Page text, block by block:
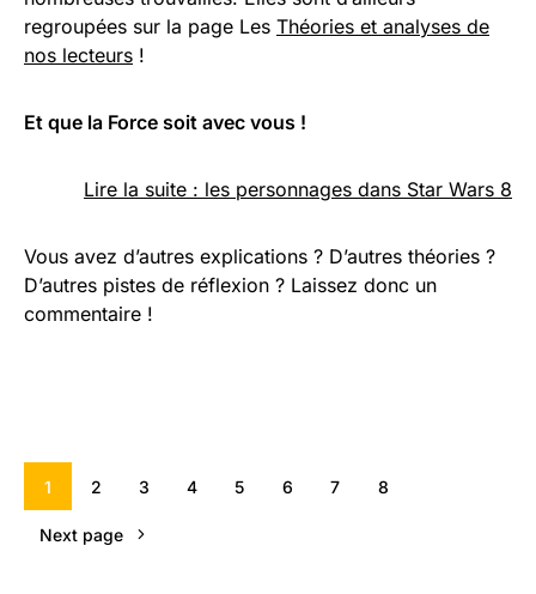
regroupées sur la page Les Théories et analyses de
nos lecteurs !
Et que la Force soit avec vous !
Lire la suite : les personnages dans Star Wars 8
Vous avez d’autres explications ? D’autres théories ?
D’autres pistes de réflexion ? Laissez donc un
commentaire !
1 2 3 4 5 6 7 8
Next page